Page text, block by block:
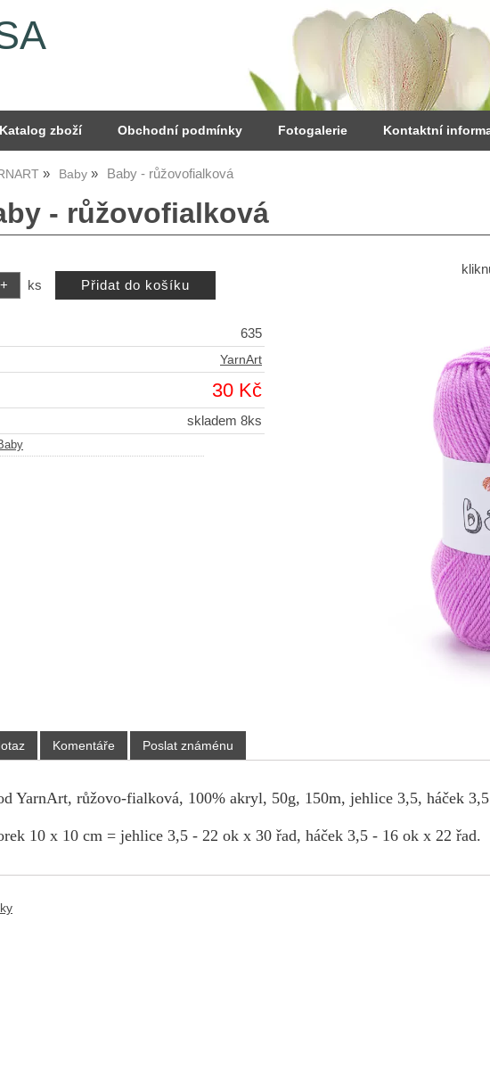
Katalog zboží Obchodní podmínky Fotogalerie Kontaktní
Baby Baby - růžovofialková
- růžovofialková
ks
635
YarnArt
30 Kč
skladem 8ks
Komentáře Poslat známénu
YarnArt, růžovo-fialková, 100% akryl, 50g, 150m, jehlice 3,5, háček
10 x 10 cm = jehlice 3,5 - 22 ok x 30 řad, háček 3,5 - 16 ok x 22 řad.